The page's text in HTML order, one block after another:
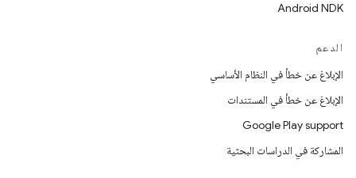
Android NDK
الدعم
الإبلاغ عن خطأ في النظام الأساسي
الإبلاغ عن خطأ في المستندات
Google Play support
المشاركة في الدراسات البحثية